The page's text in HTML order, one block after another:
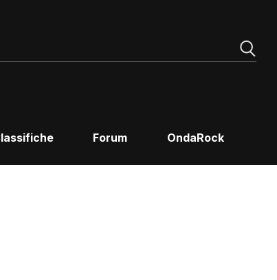
Forum OndaRock